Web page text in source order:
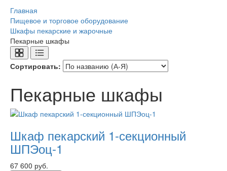
Главная
Пищевое и торговое оборудование
Шкафы пекарские и жарочные
Пекарные шкафы
Сортировать:
Пекарные шкафы
Шкаф пекарский 1-секционный
ШПЭоц-1
67 600 руб.